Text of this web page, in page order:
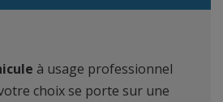
à usage professionnel
choix se porte sur une